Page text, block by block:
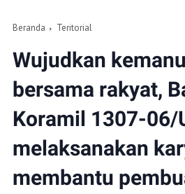
Beranda Teritorial
Wujudkan
bersama rakyat,
Koramil 1307-06/
melaksanakan
membantu